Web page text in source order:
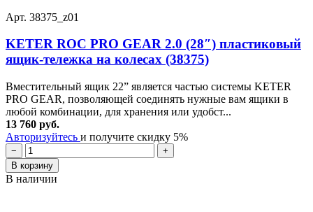
Арт. 38375_z01
KETER ROC PRO GEAR 2.0 (28″) пластиковый
ящик-тележка на колесах (38375)
Вместительный ящик 22” является частью системы KETER
PRO GEAR, позволяющей соединять нужные вам ящики в
любой комбинации, для хранения или удобст...
13 760 руб.
Авторизуйтесь и получите скидку 5%
−
+
В корзину
В наличии